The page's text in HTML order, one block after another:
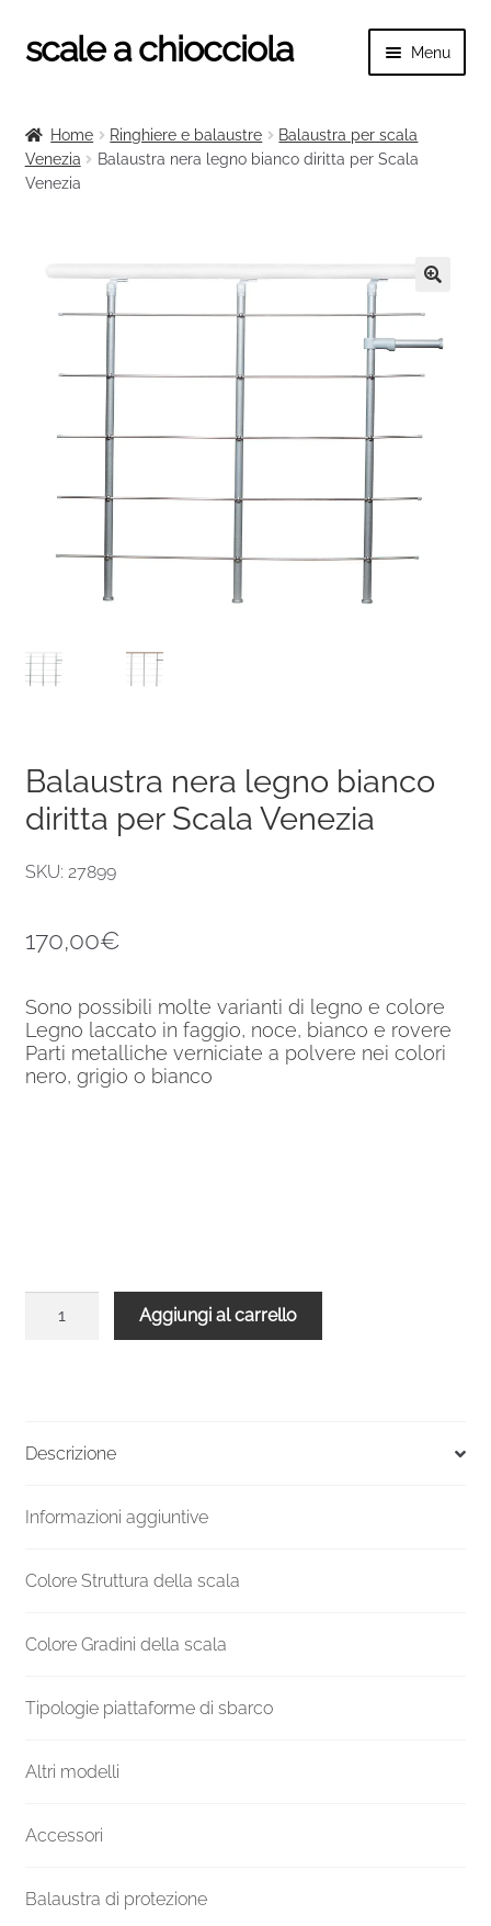
Vai
alla
Vai
al
scale a chiocciola Menu
Tutte le scale
menu
Ringhiere e balaustre
child
Home Ringhiere e balaustre
Balaustra per scala
Venezia
Balaustra nera legno bianco diritta per Scala
Venezia
Balaustra nera legno bianco
diritta per Scala Venezia
SKU: 27899
170,00€
Sono possibili molte varianti di legno e colore
Legno laccato in faggio, noce, bianco e rovere
Parti metalliche verniciate a polvere nei colori
nero, grigio o bianco
quantità
Aggiungi al carrello
Descrizione
Informazioni aggiuntive
Colore Struttura della scala
Colore Gradini della scala
Tipologie piattaforme di sbarco
Altri modelli
Accessori
Balaustra di protezione